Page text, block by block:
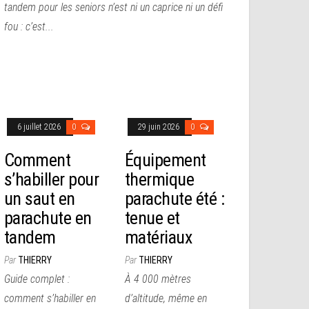
tandem pour les seniors n’est ni un caprice ni un défi
fou : c’est...
6 juillet 2026 0
Comment
s’habiller pour
un saut en
parachute en
tandem
ParTHIERRY
Guide complet :
comment s’habiller en
29 juin 2026 0
Équipement
thermique
parachute été :
tenue et
matériaux
ParTHIERRY
À 4 000 mètres
d’altitude, même en